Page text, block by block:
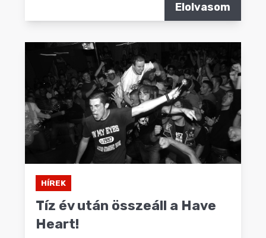
Elolvasom
HÍREK
Tíz év után összeáll a Have
Heart!